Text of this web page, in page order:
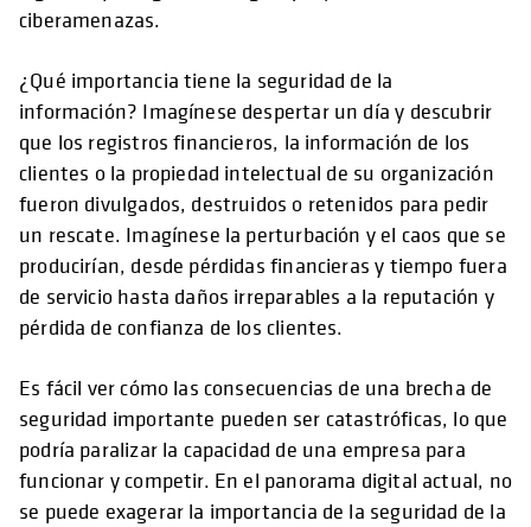
ciberamenazas.
¿Qué importancia tiene la seguridad de la
información? Imagínese despertar un día y descubrir
que los registros financieros, la información de los
clientes o la propiedad intelectual de su organización
fueron divulgados, destruidos o retenidos para pedir
un rescate. Imagínese la perturbación y el caos que se
producirían, desde pérdidas financieras y tiempo fuera
de servicio hasta daños irreparables a la reputación y
pérdida de confianza de los clientes.
Es fácil ver cómo las consecuencias de una brecha de
seguridad importante pueden ser catastróficas, lo que
podría paralizar la capacidad de una empresa para
funcionar y competir. En el panorama digital actual, no
se puede exagerar la importancia de la seguridad de la